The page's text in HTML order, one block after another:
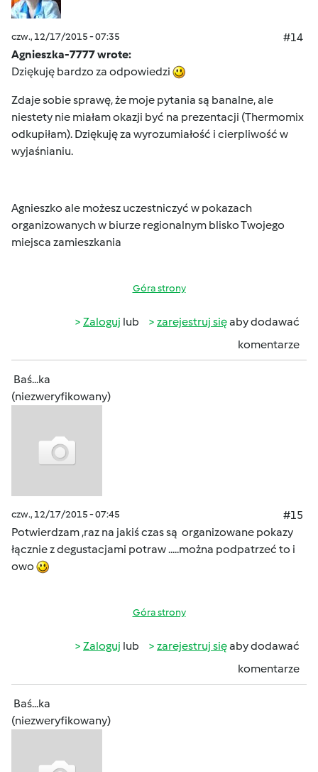
czw., 12/17/2015 - 07:35
#14
Agnieszka-7777 wrote:
Dziękuję bardzo za odpowiedzi
Zdaje sobie sprawę, że moje pytania są banalne, ale
niestety nie miałam okazji być na prezentacji (Thermomix
odkupiłam). Dziękuję za wyrozumiałość i cierpliwość w
wyjaśnianiu.
Agnieszko ale możesz uczestniczyć w pokazach
organizowanych w biurze regionalnym blisko Twojego
miejsca zamieszkania
Góra strony
Zaloguj lub zarejestruj sięaby dodawać
komentarze
Baś...ka
(niezweryfikowany)
czw., 12/17/2015 - 07:45
#15
Potwierdzam ,raz na jakiś czas są organizowane pokazy
łącznie z degustacjami potraw .....można podpatrzeć to i
owo
Góra strony
Zaloguj lub zarejestruj sięaby dodawać
komentarze
Baś...ka
(niezweryfikowany)